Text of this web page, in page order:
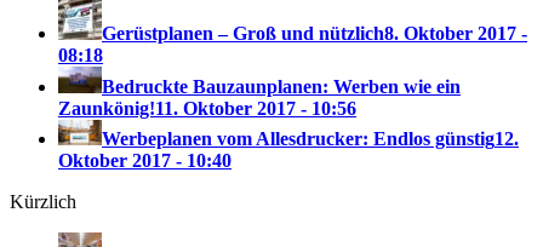
Gerüstplanen – Groß und nützlich8. Oktober 2017 -
08:18
Bedruckte Bauzaunplanen: Werben wie ein
Zaunkönig!11. Oktober 2017 - 10:56
Werbeplanen vom Allesdrucker: Endlos günstig12.
Oktober 2017 - 10:40
Kürzlich